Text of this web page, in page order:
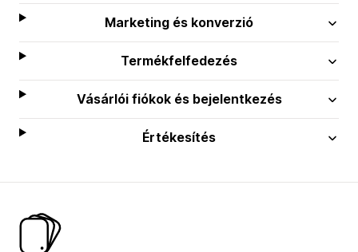
Marketing és konverzió
Termékfelfedezés
Vásárlói fiókok és bejelentkezés
Értékesítés